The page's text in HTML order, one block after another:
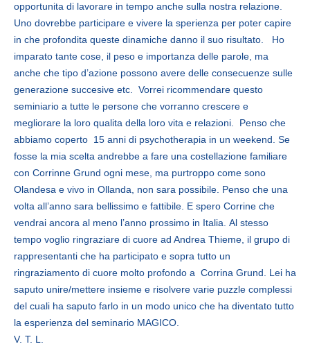
opportunita di lavorare in tempo anche sulla nostra relazione.
Uno dovrebbe participare e vivere la sperienza per poter capire
in che profondita queste dinamiche danno il suo risultato. Ho
imparato tante cose, il peso e importanza delle parole, ma
anche che tipo d’azione possono avere delle consecuenze sulle
generazione succesive etc. Vorrei ricommendare questo
seminiario a tutte le persone che vorranno crescere e
megliorare la loro qualita della loro vita e relazioni. Penso che
abbiamo coperto 15 anni di psychotherapia in un weekend. Se
fosse la mia scelta andrebbe a fare una costellazione familiare
con Corrinne Grund ogni mese, ma purtroppo come sono
Olandesa e vivo in Ollanda, non sara possibile. Penso che una
volta all’anno sara bellissimo e fattibile. E spero Corrine che
vendrai ancora al meno l’anno prossimo in Italia. Al stesso
tempo voglio ringraziare di cuore ad Andrea Thieme, il grupo di
rappresentanti che ha participato e sopra tutto un
ringraziamento di cuore molto profondo a Corrina Grund. Lei ha
saputo unire/mettere insieme e risolvere varie puzzle complessi
del cuali ha saputo farlo in un modo unico che ha diventato tutto
la esperienza del seminario MAGICO.
V. T. L.